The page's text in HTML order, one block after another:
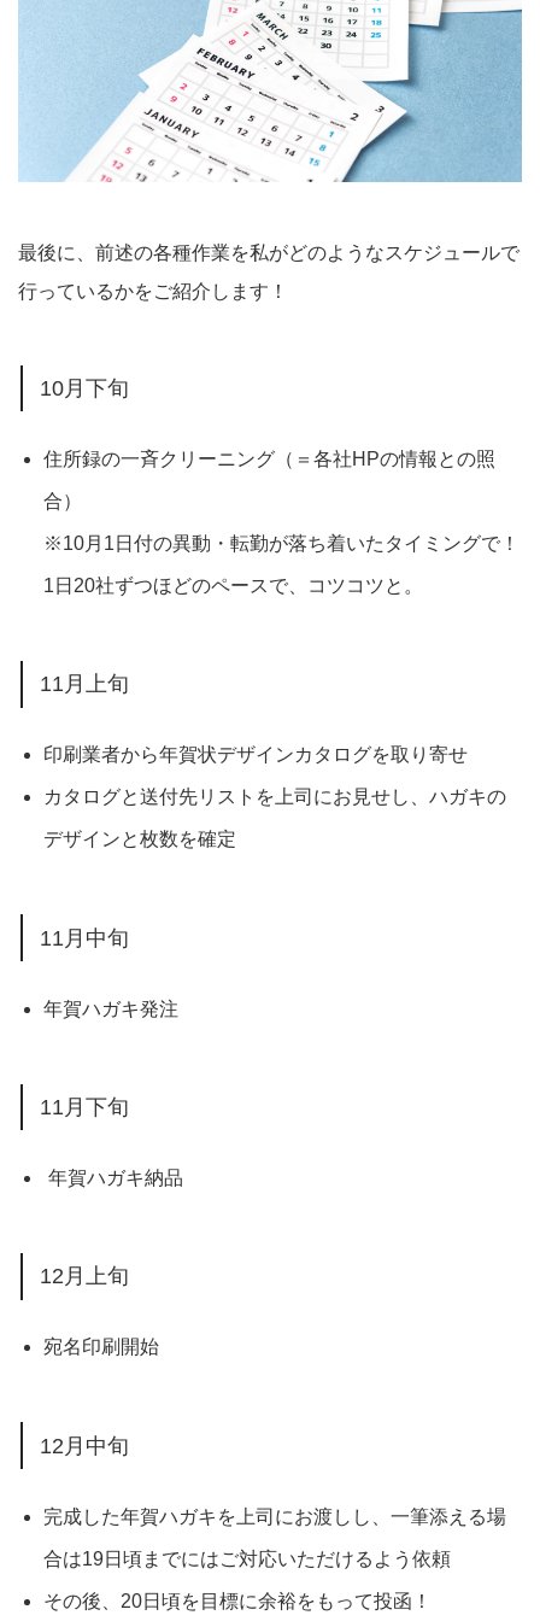
最後に、前述の各種作業を私がどのようなスケジュールで
行っているかをご紹介します！
10月下旬
住所録の一斉クリーニング（＝各社HPの情報との照
合）
※10月1日付の異動・転勤が落ち着いたタイミングで！
1日20社ずつほどのペースで、コツコツと。
11月上旬
印刷業者から年賀状デザインカタログを取り寄せ
カタログと送付先リストを上司にお見せし、ハガキの
デザインと枚数を確定
11月中旬
年賀ハガキ発注
11月下旬
年賀ハガキ納品
12月上旬
宛名印刷開始
12月中旬
完成した年賀ハガキを上司にお渡しし、一筆添える場
合は19日頃までにはご対応いただけるよう依頼
その後、20日頃を目標に余裕をもって投函！